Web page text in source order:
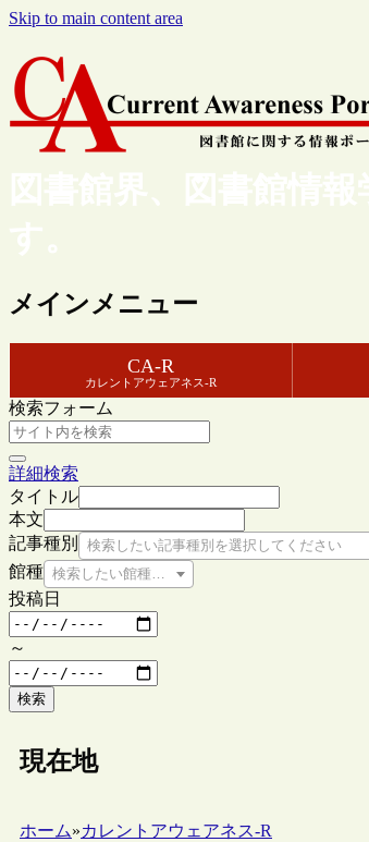
Skip to main content area
図書館界、図書館情
す。
メインメニュー
CA-R
カレントアウェアネス-R
検索フォーム
詳細検索
タイトル
本文
記事種別
検索したい記事種別を選択してください
館種 検索したい館種を選択してください
投稿日
～
検索
現在地
ホーム»カレントアウェアネス-R